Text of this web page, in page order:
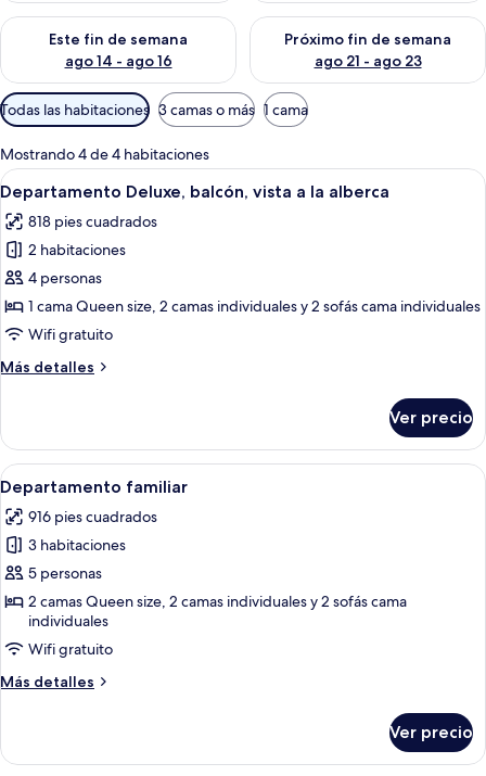
Este fin de semana
ago 14 - ago 16
Consulta la disponibilidad para este fin de semana ago 14 -
Próximo fin de semana
ago 21 - ago 23
Consulta la disponibilidad
Filtros
disponibles
para
las
habitaciones
Todas las habitaciones 3 camas o más 1 cama
Mostrando 4 de 4 habitaciones
Abrir
todas
las
fotos
de
Departamento
Deluxe,
vista
alberca
Un edificio de varios pisos con
13
Departamento Deluxe, balcón, vista a la alberca
818 pies cuadrados
2 habitaciones
4 personas
1 cama Queen size, 2 camas individuales y 2 sofás cama individuales
Wifi gratuito
Más detalles
Más
Deluxe,
balcón,
vista
la
alberca
Ver precio
Abrir
todas
las
fotos
de
Departamento
familiar
Escritorio, tabla de planchar con
13
Departamento familiar
916 pies cuadrados
3 habitaciones
5 personas
2 camas Queen size, 2 camas individuales y 2 sofás cama
individuales
Wifi gratuito
Más detalles
Más
familiar
Ver precio